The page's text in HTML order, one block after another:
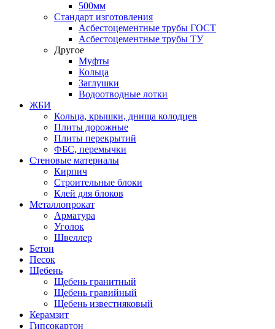
500мм
Стандарт изготовления
Асбестоцементные трубы ГОСТ
Асбестоцементные трубы ТУ
Другое
Муфты
Кольца
Заглушки
Водоотводные лотки
ЖБИ
Кольца, крышки, днища колодцев
Плиты дорожные
Плиты перекрытий
ФБС, перемычки
Стеновые материалы
Кирпич
Строительные блоки
Клей для блоков
Металлопрокат
Арматура
Уголок
Швеллер
Бетон
Песок
Щебень
Щебень гранитный
Щебень гравийный
Щебень известняковый
Керамзит
Гипсокартон